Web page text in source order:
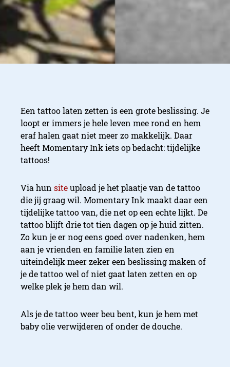
Een tattoo laten zetten is een grote beslissing. Je
loopt er immers je hele leven mee rond en hem
eraf halen gaat niet meer zo makkelijk. Daar
heeft Momentary Ink iets op bedacht: tijdelijke
tattoos!
Via hun siteupload je het plaatje van de tattoo
die jij graag wil. Momentary Ink maakt daar een
tijdelijke tattoo van, die net op een echte lijkt. De
tattoo blijft drie tot tien dagen op je huid zitten.
Zo kun je er nog eens goed over nadenken, hem
aan je vrienden en familie laten zien en
uiteindelijk meer zeker een beslissing maken of
je de tattoo wel of niet gaat laten zetten en op
welke plek je hem dan wil.
Als je de tattoo weer beu bent, kun je hem met
baby olie verwijderen of onder de douche.